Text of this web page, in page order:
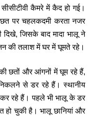
कैमरे में कैद हो गई।
पर चहलकदमी करता नजर
जिसके बाद मादा भालू ने
की तलाश में घर में घूमते रहे।
की छतों और आंगनों में घूम रहे हैं,
से डर रहे हैं। स्थानीय
रहे हैं। पहले भी भालू के डर
हो चुकी है। भालू छानियां और